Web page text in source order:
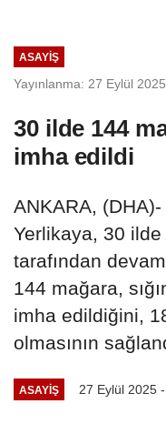
ASAYIŞ
Yayınlanma: 27 Eylül
30 ilde 144
imha edildi
ANKARA,
Yerlikaya, 30
tarafından
144 mağara,
imha edildiğini,
olmasının
ASAYIŞ 27 Eylül 2025